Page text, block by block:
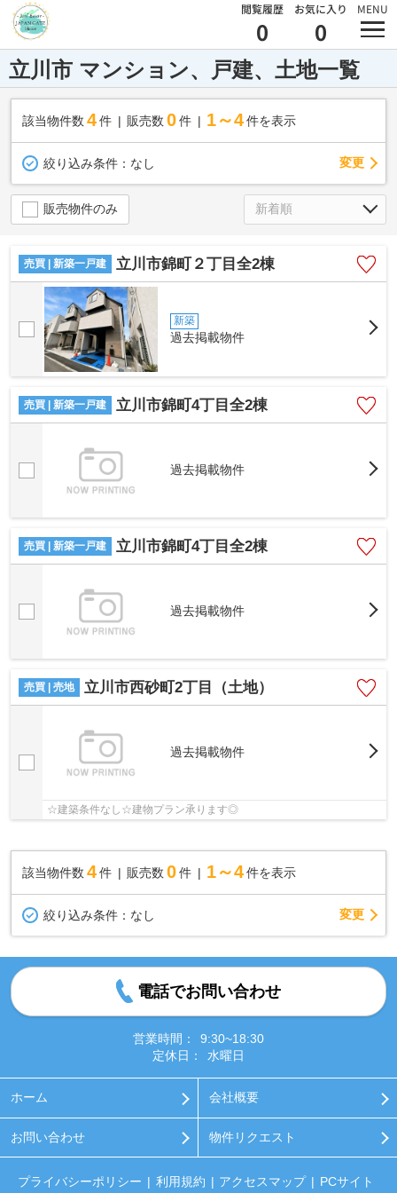
閲覧履歴
0
お気に入り
0
MENU
立川市 マンション、戸建、土地一覧
該当物件数 4件 販売数 0 件 1～4 件を表示
絞り込み条件： なし 変更
販売物件のみ
売買 | 新築一戸建 立川市錦町２丁目全2棟
新築
過去掲載物件
売買 | 新築一戸建 立川市錦町4丁目全2棟
過去掲載物件
売買 | 新築一戸建 立川市錦町4丁目全2棟
過去掲載物件
売買 | 売地 立川市西砂町2丁目（土地）
過去掲載物件
☆建築条件なし☆建物プラン承ります◎
該当物件数 4件 販売数 0 件 1～4 件を表示
絞り込み条件： なし 変更
電話でお問い合わせ
営業時間：
9:30~18:30
定休日：
水曜日
ホーム 会社概要
お問い合わせ 物件リクエスト
プライバシーポリシー 利用規約 アクセスマップ PCサイト